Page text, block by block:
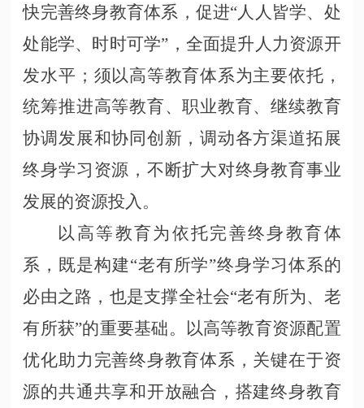
快完善终身教育体系，促进“人人皆学、处
处能学、时时可学”，全面提升人力资源开
发水平；须以高等教育体系为主要依托，
统筹推进高等教育、职业教育、继续教育
协调发展和协同创新，调动各方渠道拓展
终身学习资源，不断扩大对终身教育事业
发展的资源投入。
以高等教育为依托完善终身教育体
系，既是构建“老有所学”终身学习体系的
必由之路，也是支撑全社会“老有所为、老
有所获”的重要基础。以高等教育资源配置
优化助力完善终身教育体系，关键在于资
源的共通共享和开放融合，搭建终身教育